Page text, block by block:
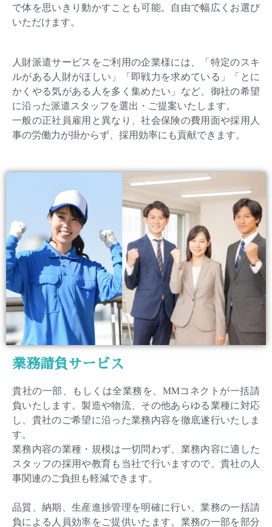
で体を思いきり動かすことも可能。自由で幅広くお選び
いただけます。
人財派遣サービスをご利用の企業様には、「特定のスキ
ルがある人財がほしい」「即戦力を求めている」「とに
かくやる気がある人を多く集めたい」など、御社の希望
に沿った派遣スタッフを選出・ご提案いたします。
一般の正社員雇用と異なり、社会保険の費用面や採用人
事の労働力が掛からず、採用効率にも貢献できます。
業務請負サービス
貴社の一部、もしくは全業務を、MMコネクトが一括請
負いたします。製造や物流、その他あらゆる業種に対応
し、貴社のご希望に沿った業務内容を徹底遂行いたしま
す。
業務内容の業種・規模は一切問わず、業務内容に適した
スタッフの採用や教育も当社で行いますので、貴社の人
事関連のご負担も軽減できます。
品質、納期、生産進捗管理を明確に行い、業務の一括請
負による人員効率をご提供いたます。業務の一部を部分